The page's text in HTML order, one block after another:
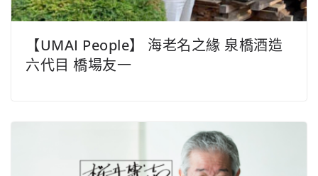
【UMAI People】 海老名之緣 泉橋酒造
六代目 橋場友一